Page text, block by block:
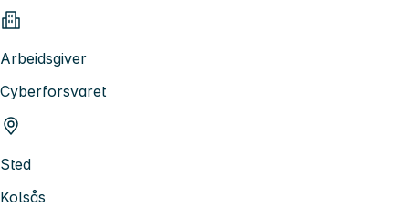
Arbeidsgiver
Cyberforsvaret
Sted
Kolsås